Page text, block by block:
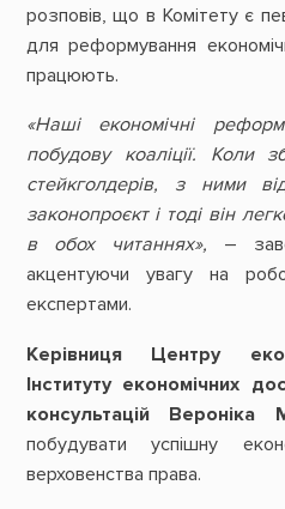
розповів, що в Комітету є
для реформування
працюють.
«Наші економічні
побудову коаліції. Коли
стейкголдерів, з ними
законопроєкт і тоді він
в обох читаннях», –
акцентуючи увагу на
експертами.
Керівниця Центру
Інституту економічних
консультацій Вероніка
побудувати успішну
верховенства права.